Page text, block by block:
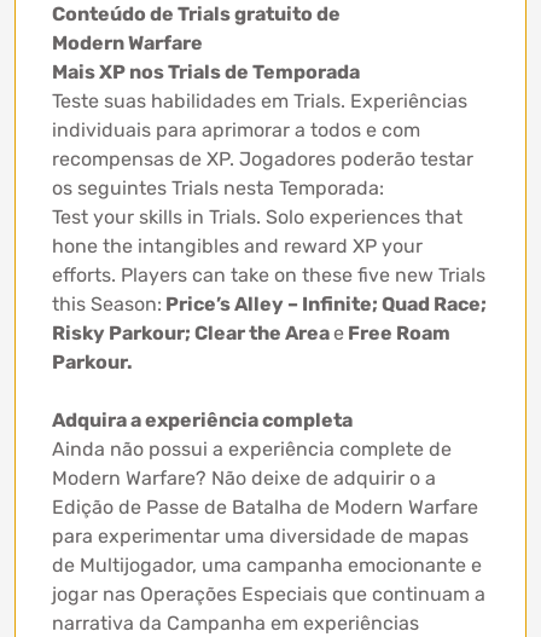
Conteúdo de Trials gratuito de
Modern Warfare
Mais XP nos Trials de Temporada
Teste suas habilidades em Trials. Experiências
individuais para aprimorar a todos e com
recompensas de XP. Jogadores poderão testar
os seguintes Trials nesta Temporada:
Test your skills in Trials. Solo experiences that
hone the intangibles and reward XP your
efforts. Players can take on these five new Trials
this Season: Price’s Alley – Infinite; Quad Race;
Risky Parkour; Clear the Areae Free Roam
Parkour.
Adquira a experiência completa
Ainda não possui a experiência complete de
Modern Warfare? Não deixe de adquirir o a
Edição de Passe de Batalha de Modern Warfare
para experimentar uma diversidade de mapas
de Multijogador, uma campanha emocionante e
jogar nas Operações Especiais que continuam a
narrativa da Campanha em experiências